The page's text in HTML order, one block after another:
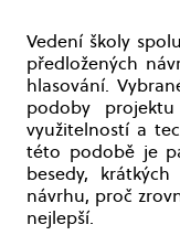
Vedení školy
předložených
hlasování.
podoby
využitelností a
této podobě je
besedy,
návrhu, proč
nejlepší.